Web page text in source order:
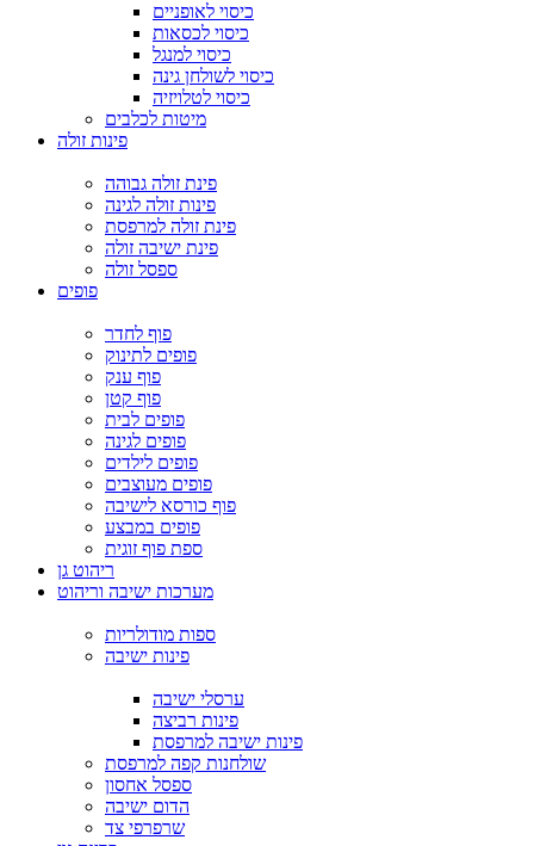
כיסוי לאופניים
כיסוי לכסאות
כיסוי למנגל
כיסוי לשולחן גינה
כיסוי לטלויזיה
מיטות לכלבים
פינות זולה
פינת זולה גבוהה
פינות זולה לגינה
פינת זולה למרפסת
פינת ישיבה זולה
ספסל זולה
פופים
פוף לחדר
פופים לתינוק
פוף ענק
פוף קטן
פופים לבית
פופים לגינה
פופים לילדים
פופים מעוצבים
פוף כורסא לישיבה
פופים במבצע
ספת פוף זוגית
ריהוט גן
מערכות ישיבה וריהוט
ספות מודולריות
פינות ישיבה
ערסלי ישיבה
פינות רביצה
פינות ישיבה למרפסת
שולחנות קפה למרפסת
ספסל אחסון
הדום ישיבה
שרפרפי צד